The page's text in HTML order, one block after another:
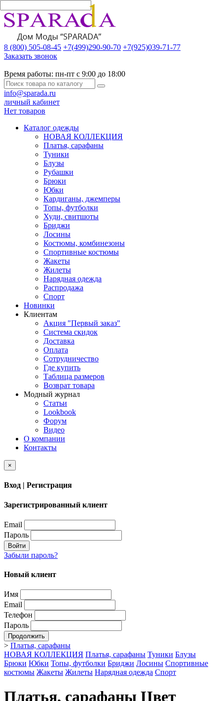
8 (800) 505-08-45 +7(499)290-90-70 +7(925)039-71-77
Заказать звонок
Время работы: пн-пт с 9:00 до 18:00
info@sparada.ru
личный кабинет
Нет товаров
Каталог одежды
НОВАЯ КОЛЛЕКЦИЯ
Платья, сарафаны
Туники
Блузы
Рубашки
Брюки
Юбки
Кардиганы, джемперы
Топы, футболки
Худи, свитшоты
Бриджи
Лосины
Костюмы, комбинезоны
Спортивные костюмы
Жакеты
Жилеты
Нарядная одежда
Распродажа
Спорт
Новинки
Клиентам
Акция "Первый заказ"
Система скидок
Доставка
Оплата
Сотрудничество
Где купить
Таблица размеров
Возврат товара
Модный журнал
Статьи
Lookbook
Форум
Видео
О компании
Контакты
×
Вход | Регистрация
Зарегистрированный клиент
Email
Пароль
Войти
Забыли пароль?
Новый клиент
Имя
Email
Телефон
Пароль
Продолжить
> Платья, сарафаны
НОВАЯ КОЛЛЕКЦИЯ Платья, сарафаны Туники Блузы
Брюки Юбки Топы, футболки Бриджи Лосины Спортивные
костюмы Жакеты Жилеты Нарядная одежда Спорт
Платья, сарафаны Цвет